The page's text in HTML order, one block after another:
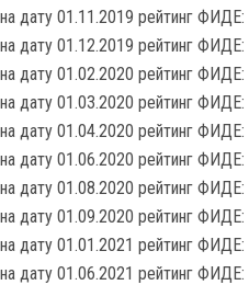
на дату 01.11.2019 рейтинг ФИДЕ:
на дату 01.12.2019 рейтинг ФИДЕ:
на дату 01.02.2020 рейтинг ФИДЕ:
на дату 01.03.2020 рейтинг ФИДЕ:
на дату 01.04.2020 рейтинг ФИДЕ:
на дату 01.06.2020 рейтинг ФИДЕ:
на дату 01.08.2020 рейтинг ФИДЕ:
на дату 01.09.2020 рейтинг ФИДЕ:
на дату 01.01.2021 рейтинг ФИДЕ:
на дату 01.06.2021 рейтинг ФИДЕ: